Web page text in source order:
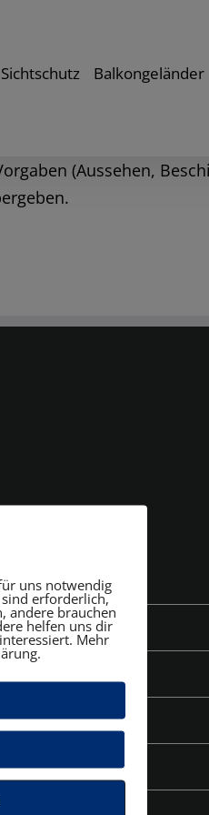
Sichtschutz Balkongeländer
(Aussehen,
uns notwendig
sind erforderlich,
andere brauchen
helfen uns dir
Mehr